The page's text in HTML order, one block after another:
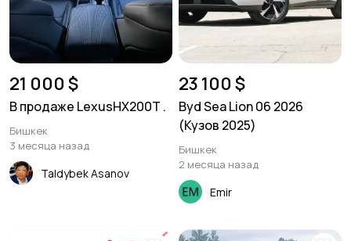
21 000 $
В продаже LexusНХ200Т .
Бишкек
3 месяца назад
Taldybek Asanov
23 100 $
Byd Sea Lion 06 2026
(Кузов 2025)
Бишкек
2 месяца назад
Emir